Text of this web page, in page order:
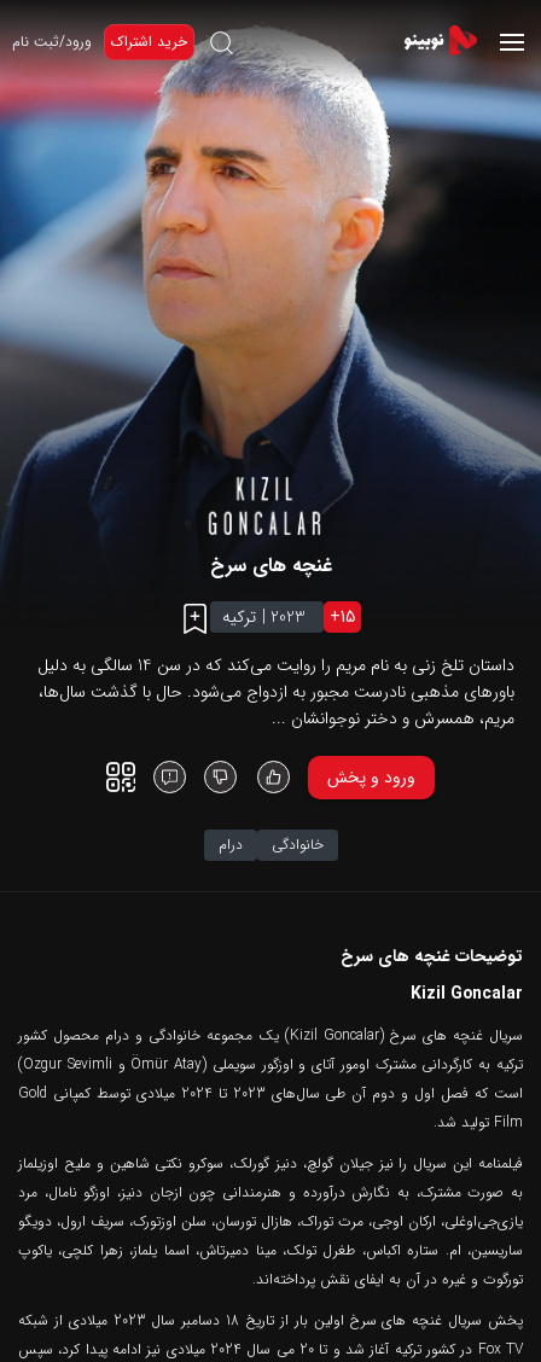
خرید اشتراک ورود/ثبت نام
غنچه های سرخ
15
+
2023
| ترکیه
داستان تلخ زنی به نام مریم را روایت می‌کند که در سن 14 سالگی به دلیل
باورهای مذهبی نادرست مجبور به ازدواج می‌شود. حال با گذشت سال‌ها،
مریم، همسرش و دختر نوجوانشان ...
ورود و پخش
خانوادگی درام
توضیحات غنچه های سرخ
Kizil Goncalar
سریال غنچه های سرخ (Kizil Goncalar) یک مجموعه خانوادگی و درام محصول کشور
ترکیه به کارگردانی مشترک اومور آتای و اوزگور سویملی (Ömür Atay و Ozgur Sevimli)
است که فصل اول و دوم آن طی سال‌های 2023 تا 2024 میلادی توسط کمپانی Gold
Film تولید شد.
فیلمنامه این سریال را نیز جیلان گولچ، دنیز گورلک، سوکرو نکتی شاهین و ملیح اوزیلماز
به صورت مشترک، به نگارش درآورده و هنرمندانی چون ازجان دنیز، اوزگو نامال، مرد
یازی‌جی‌اوغلی، ارکان اوجی، مرت توراک، هازال تورسان، سلن اوزتورک، سریف ارول، دویگو
ساریسین، ام. ستاره اکباس، طغرل تولک، مینا دمیرتاش، اسما یلماز، زهرا کلچی، یاکوپ
تورگوت و غیره در آن به ایفای نقش پرداخته‌اند.
پخش سریال غنچه های سرخ اولین بار از تاریخ 18 دسامبر سال 2023 میلادی از شبکه
Fox TV در کشور ترکیه آغاز شد و تا 20 می سال 2024 میلادی نیز ادامه پیدا کرد، سپس